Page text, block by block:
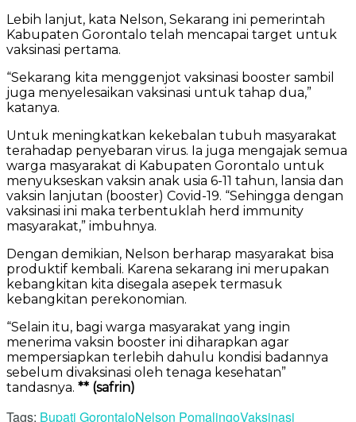
Lebih lanjut, kata Nelson, Sekarang ini pemerintah
Kabupaten Gorontalo telah mencapai target untuk
vaksinasi pertama.
“Sekarang kita menggenjot vaksinasi booster sambil
juga menyelesaikan vaksinasi untuk tahap dua,”
katanya.
Untuk meningkatkan kekebalan tubuh masyarakat
terahadap penyebaran virus. Ia juga mengajak semua
warga masyarakat di Kabupaten Gorontalo untuk
menyukseskan vaksin anak usia 6-11 tahun, lansia dan
vaksin lanjutan (booster) Covid-19. “Sehingga dengan
vaksinasi ini maka terbentuklah herd immunity
masyarakat,” imbuhnya.
Dengan demikian, Nelson berharap masyarakat bisa
produktif kembali. Karena sekarang ini merupakan
kebangkitan kita disegala asepek termasuk
kebangkitan perekonomian.
“Selain itu, bagi warga masyarakat yang ingin
menerima vaksin booster ini diharapkan agar
mempersiapkan terlebih dahulu kondisi badannya
sebelum divaksinasi oleh tenaga kesehatan”
tandasnya. ** (safrin)
Tags: Bupati GorontaloNelson PomalingoVaksinasi